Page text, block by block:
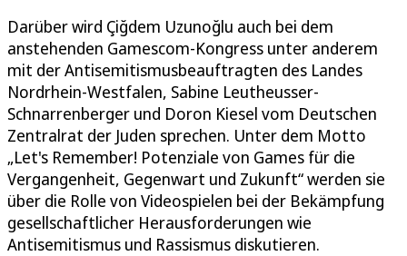
Darüber wird Çiğdem Uzunoğlu auch bei dem
anstehenden Gamescom-Kongress unter anderem
mit der Antisemitismusbeauftragten des Landes
Nordrhein-Westfalen, Sabine Leutheusser-
Schnarrenberger und Doron Kiesel vom Deutschen
Zentralrat der Juden sprechen. Unter dem Motto
„Let's Remember! Potenziale von Games für die
Vergangenheit, Gegenwart und Zukunft“ werden sie
über die Rolle von Videospielen bei der Bekämpfung
gesellschaftlicher Herausforderungen wie
Antisemitismus und Rassismus diskutieren.